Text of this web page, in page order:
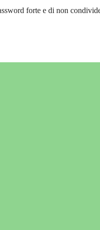
forte e di non